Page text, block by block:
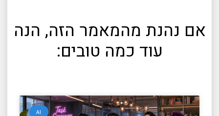
אם נהנת מהמאמר הזה, הנה
עוד כמה טובים:
AI